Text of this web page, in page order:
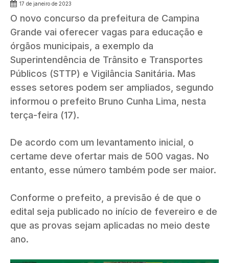
17 de janeiro de 2023
O novo concurso da prefeitura de Campina
Grande vai oferecer vagas para educação e
órgãos municipais, a exemplo da
Superintendência de Trânsito e Transportes
Públicos (STTP) e Vigilância Sanitária. Mas
esses setores podem ser ampliados, segundo
informou o prefeito Bruno Cunha Lima, nesta
terça-feira (17).
De acordo com um levantamento inicial, o
certame deve ofertar mais de 500 vagas. No
entanto, esse número também pode ser maior.
Conforme o prefeito, a previsão é de que o
edital seja publicado no início de fevereiro e de
que as provas sejam aplicadas no meio deste
ano.